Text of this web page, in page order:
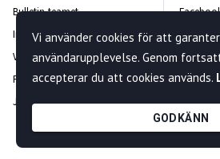
Bulletin-teamet
Integritetspolicy
Vanliga frågor och svar
Rättelsepolicy
Jobba hos oss
Vi använder cookies för att
användarupplevelse. Genom
accepterar du att cookies används.
GODKÄNN